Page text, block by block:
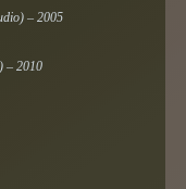
– 2005
– 2010